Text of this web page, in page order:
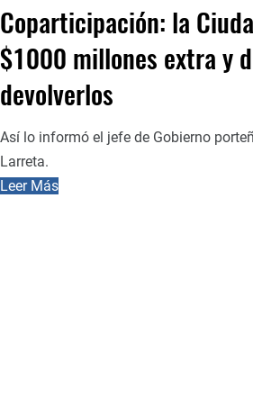
Coparticipación: la
$1000 millones extra y
devolverlos
Así lo informó el jefe de Gobierno
Larreta.
Leer Más